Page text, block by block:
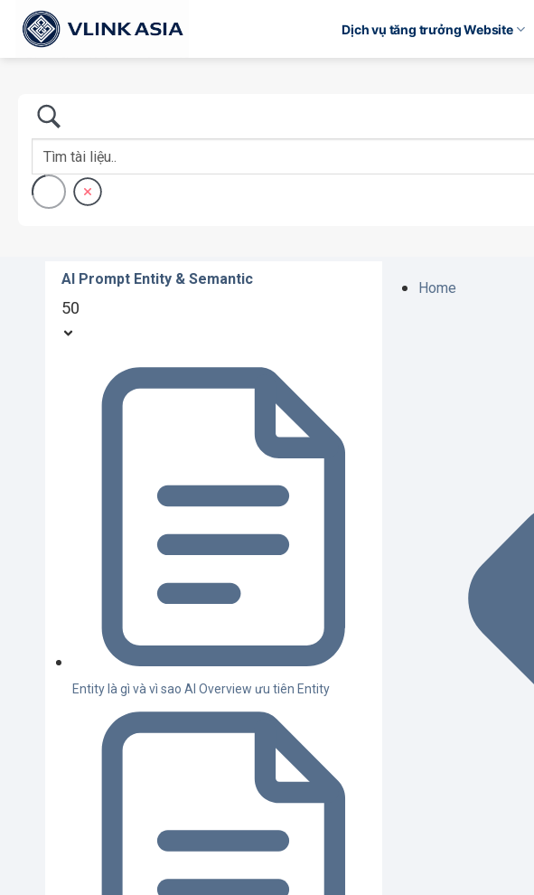
qua
nội
Dịch vụ tăng trưởng Website
AI Prompt Entity & Semantic
50
Entity là gì và vì sao AI Overview ưu tiên Entity
Home